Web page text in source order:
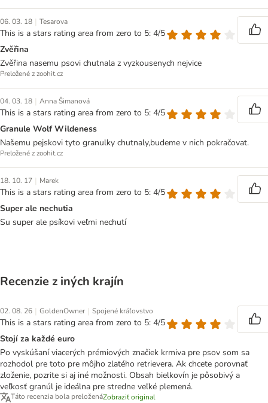
06. 03. 18 | Tesarova
This is a stars rating area from zero to 5: 4/5
Zvěřina
Zvěřina nasemu psovi chutnala z vyzkousenych nejvice
Preložené z zoohit.cz
04. 03. 18 | Anna Šimanová
This is a stars rating area from zero to 5: 4/5
Granule Wolf Wildeness
Našemu pejskovi tyto granulky chutnaly,budeme v nich pokračovat.
Preložené z zoohit.cz
18. 10. 17 | Marek
This is a stars rating area from zero to 5: 4/5
Super ale nechutia
Su super ale psíkovi veľmi nechutí
Recenzie z iných krajín
02. 08. 26 | GoldenOwner | Spojené kráľovstvo
This is a stars rating area from zero to 5: 4/5
Stojí za každé euro
Po vyskúšaní viacerých prémiových značiek krmiva pre psov som sa
rozhodol pre toto pre môjho zlatého retrievera. Ak chcete porovnať
zloženie, pozrite si aj iné možnosti. Obsah bielkovín je pôsobivý a
veľkosť granúl je ideálna pre stredne veľké plemená.
Táto recenzia bola preloženáZobraziť original